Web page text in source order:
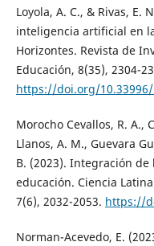
Loyola, A. C., & Rivas, E.
inteligencia artificial en
Horizontes. Revista de
Educación, 8(35), 2304-
https://doi.org/
Morocho Cevallos, R. A.,
Llanos, A. M., Guevara
B. (2023). Integración
educación. Ciencia
7(6), 2032-2053. https://
Norman-Acevedo, E.